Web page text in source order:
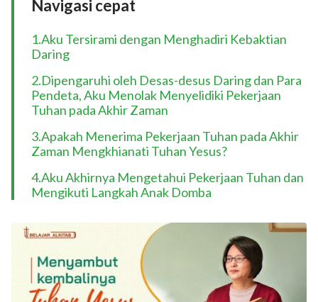
Navigasi cepat
1.Aku Tersirami dengan Menghadiri Kebaktian
Daring
2.Dipengaruhi oleh Desas-desus Daring dan Para
Pendeta, Aku Menolak Menyelidiki Pekerjaan
Tuhan pada Akhir Zaman
3.Apakah Menerima Pekerjaan Tuhan pada Akhir
Zaman Mengkhianati Tuhan Yesus?
4.Aku Akhirnya Mengetahui Pekerjaan Tuhan dan
Mengikuti Langkah Anak Domba